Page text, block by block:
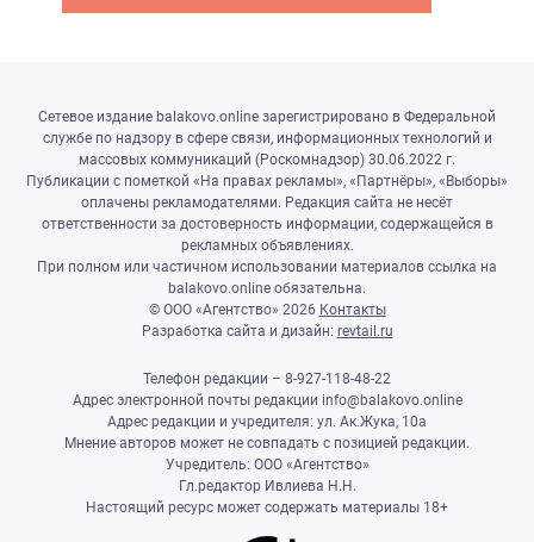
Сетевое издание balakovo.online зарегистрировано в Федеральной
службе по надзору в сфере связи, информационных технологий и
массовых коммуникаций (Роскомнадзор) 30.06.2022 г.
Публикации с пометкой «На правах рекламы», «Партнёры», «Выборы»
оплачены рекламодателями. Редакция сайта не несёт
ответственности за достоверность информации, содержащейся в
рекламных объявлениях.
При полном или частичном использовании материалов ссылка на
balakovo.online обязательна.
© ООО «Агентство» 2026 Контакты
Разработка сайта и дизайн: revtail.ru
Телефон редакции – 8-927-118-48-22
Адрес электронной почты редакции info@balakovo.online
Адрес редакции и учредителя: ул. Ак.Жука, 10а
Мнение авторов может не совпадать с позицией редакции.
Учредитель: ООО «Агентство»
Гл.редактор Ивлиева Н.Н.
Настоящий ресурс может содержать материалы 18+